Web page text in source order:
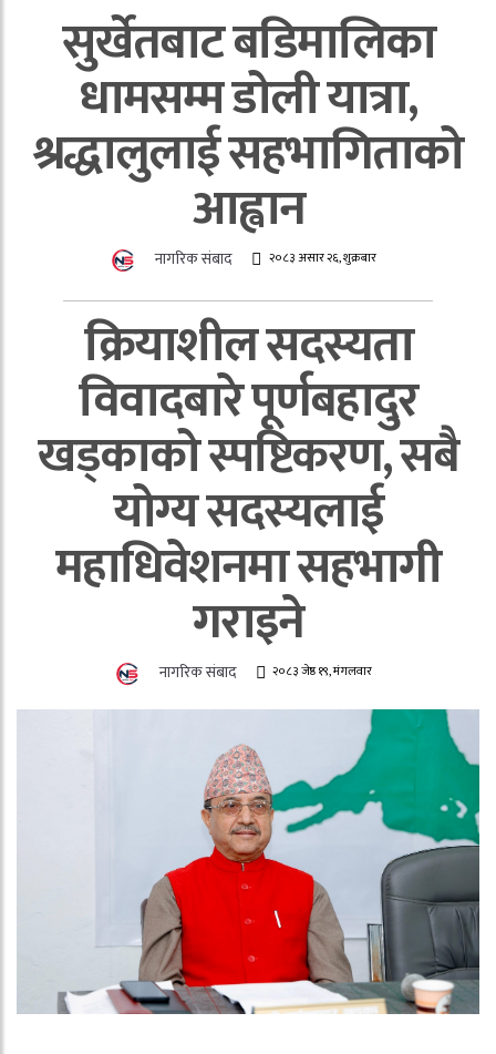
सुर्खेतबाट बडिमालिका
धामसम्म डोली यात्रा,
श्रद्धालुलाई सहभागिताको
आह्वान
नागरिक संबाद २०८३ असार २६, शुक्रबार
क्रियाशील सदस्यता
विवादबारे पूर्णबहादुर
खड्काको स्पष्टिकरण, सबै
योग्य सदस्यलाई
महाधिवेशनमा सहभागी
गराइने
नागरिक संबाद २०८३ जेष्ठ १९, मंगलवार